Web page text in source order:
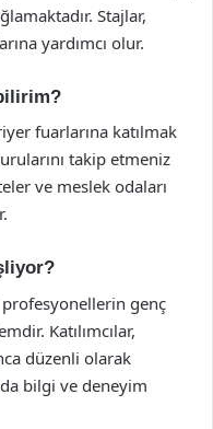
Stajlar,
yardımcı olur.
fuarlarına katılmak
takip etmeniz
ve meslek odaları
genç
Katılımcılar,
düzenli olarak
bilgi ve deneyim